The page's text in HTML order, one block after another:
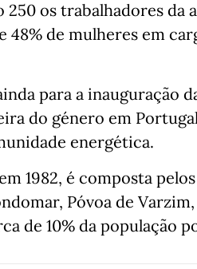
250 os trabalhadores da
48% de mulheres em
para a inauguração
do género em
energética.
1982, é composta
Póvoa de
de 10% da população